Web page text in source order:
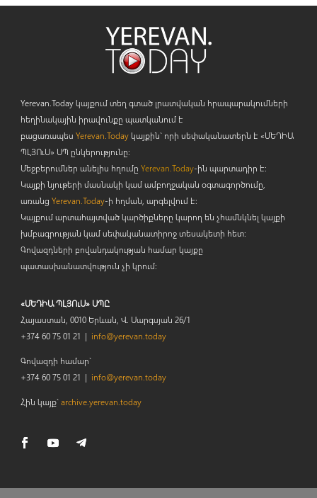
Yerevan.Today կայքում տեղ գտած լրատվական հրապարակումների
հեղինակային իրավունքը պատկանում է
բացառապես Yerevan.Todayկայքին` որի սեփականատերն է «ՄԵԴԻԱ
ՊԼՅՈւՍ» ՍՊ ընկերությունը։
Մեջբերումներ անելիս հղումը Yerevan.Today-ին պարտադիր է:
Կայքի նյութերի մասնակի կամ ամբողջական օգտագործումը,
առանց Yerevan.Today-ի հղման, արգելվում է:
Կայքում արտահայտված կարծիքները կարող են չհամնկնել կայքի
խմբագրության կամ սեփականատիրոջ տեսակետի հետ:
Գովազդների բովանդակության համար կայքը
պատասխանատվություն չի կրում:
«ՄԵԴԻԱ ՊԼՅՈւՍ» ՍՊԸ
Հայաստան, 0010 Երևան, Վ. Սարգսյան 26/1
+374 60 75 01 21 | info@yerevan.today
Գովազդի համար`
+374 60 75 01 21 | info@yerevan.today
Հին կայք`archive.yerevan.today